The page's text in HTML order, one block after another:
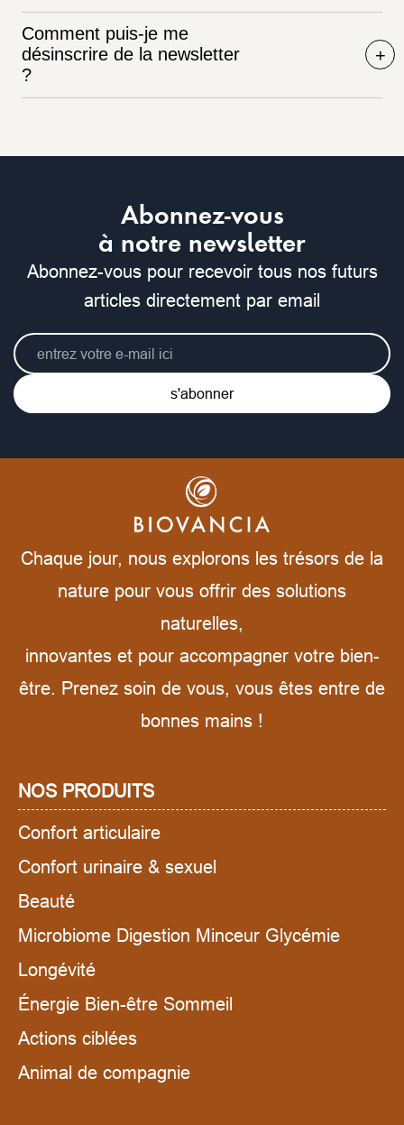
Comment puis-je me
désinscrire de la newsletter
?
Abonnez-vous
à notre newsletter
Abonnez-vous pour recevoir tous nos futurs
articles directement par email
s'abonner
Chaque jour, nous explorons les trésors de la
nature pour vous offrir des solutions
naturelles,
innovantes et pour accompagner votre bien-
être. Prenez soin de vous, vous êtes entre de
bonnes mains !
NOS PRODUITS
Confort articulaire
Confort urinaire & sexuel
Beauté
Microbiome Digestion Minceur Glycémie
Longévité
Énergie Bien-être Sommeil
Actions ciblées
Animal de compagnie